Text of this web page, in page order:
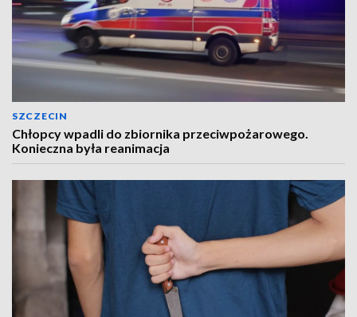
SZCZECIN
Chłopcy wpadli do zbiornika przeciwpożarowego.
Konieczna była reanimacja